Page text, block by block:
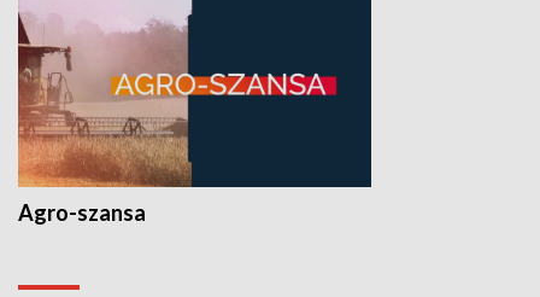
Agro-szansa